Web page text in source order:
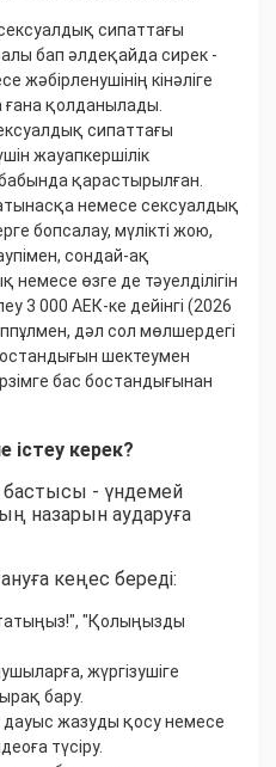
сипаттағы
бап әлдеқайда сирек -
жәбірленушінің кінәліге
ғана қолданылады.
сипаттағы
жауапкершілік
қарастырылған.
немесе сексуалдық
бопсалау, мүлікті жою,
сондай-ақ
немесе өзге де тәуелділігін
3 000 АЕК-ке дейінгі (2026
дәл сол мөлшердегі
шектеумен
бас бостандығынан
керек?
бастысы - үндемей
назарын аударуға
кеңес береді:
"Қолыңызды
жүргізушіге
бару.
дауыс жазуды қосу немесе
түсіру.